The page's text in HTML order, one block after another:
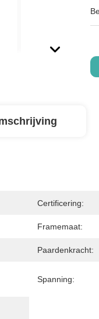
Certificering:
Framemaat:
Paardenkracht:
Spanning: